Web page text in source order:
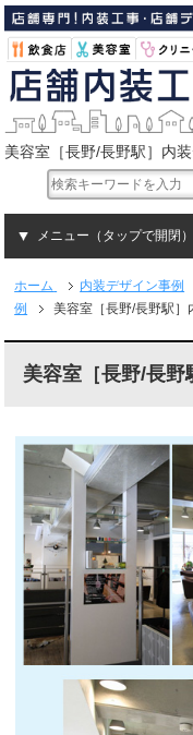
美容室［長野/長野駅］内
メニュー（タップで開閉）
ホーム 内装デザイン事例
例
美容室［長野/長野駅］
美容室［長野/長野